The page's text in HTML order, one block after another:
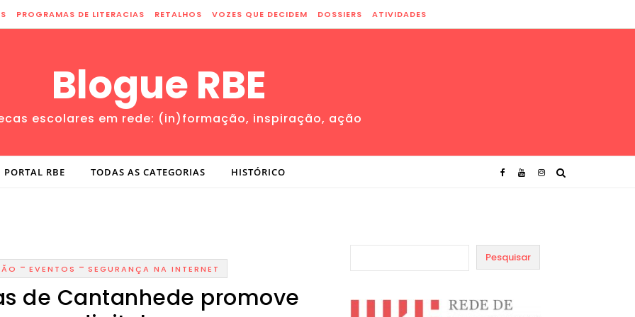
PROGRAMAS DE LITERACIAS RETALHOS VOZES QUE DECIDEM DOSSIERS ATIVIDADES
Blogue RBE
escolares em rede: (in)formação, inspiração, ação
PORTAL RBE TODAS AS CATEGORIAS HISTÓRICO
- EVENTOS - SEGURANÇA NA INTERNET
de Cantanhede promove
Pesquisar